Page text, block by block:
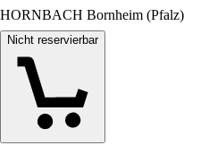
HORNBACH Bornheim (Pfalz)
Nicht reservierbar